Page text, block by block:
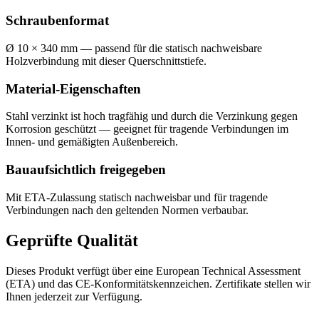
Schraubenformat
Ø 10 × 340 mm — passend für die statisch nachweisbare
Holzverbindung mit dieser Querschnittstiefe.
Material-Eigenschaften
Stahl verzinkt ist hoch tragfähig und durch die Verzinkung gegen
Korrosion geschützt — geeignet für tragende Verbindungen im
Innen- und gemäßigten Außenbereich.
Bauaufsichtlich freigegeben
Mit ETA-Zulassung statisch nachweisbar und für tragende
Verbindungen nach den geltenden Normen verbaubar.
Geprüfte Qualität
Dieses Produkt verfügt über eine European Technical Assessment
(ETA) und das CE-Konformitätskennzeichen. Zertifikate stellen wir
Ihnen jederzeit zur Verfügung.